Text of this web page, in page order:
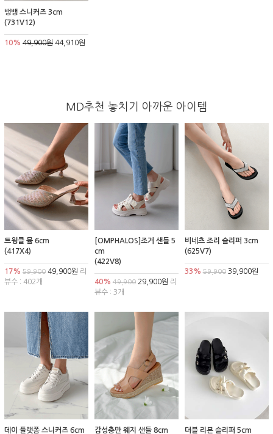
뱅뱅 스니커즈 3cm
(731V12)
10% 49,900원 44,910원
MD추천 놓치기 아까운 아이템
트윙클 뮬 6cm
(417X4)
17% 59,900 49,900원 리
뷰수 : 402개
[OMPHALOS]조거 샌들 5
cm
(422V8)
40% 49,90029,900원 리
뷰수 : 3개
비네츠 조리 슬리퍼 3cm
(625V7)
33% 59,90039,900원
데이 플랫폼 스니커즈 6cm
감성충만 웨지 샌들 8cm
더블 리본 슬리퍼 5cm